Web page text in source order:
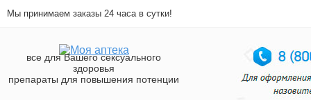
Мы принимаем заказы 24 часа в сутки!
все для Вашего сексуального
здоровья
препараты для повышения потенции